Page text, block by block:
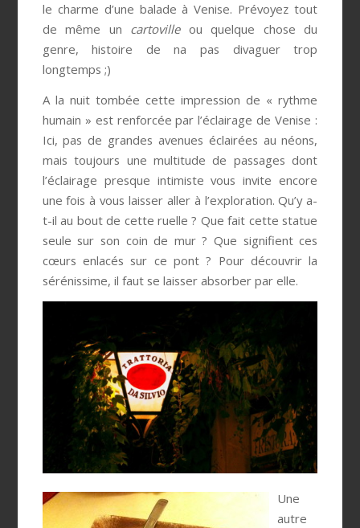
le charme d’une balade à Venise. Prévoyez tout
de même un cartovilleou quelque chose du
genre, histoire de na pas divaguer trop
longtemps ;)
A la nuit tombée cette impression de « rythme
humain » est renforcée par l’éclairage de Venise :
Ici, pas de grandes avenues éclairées au néons,
mais toujours une multitude de passages dont
l’éclairage presque intimiste vous invite encore
une fois à vous laisser aller à l’exploration. Qu’y a-
t-il au bout de cette ruelle ? Que fait cette statue
seule sur son coin de mur ? Que signifient ces
cœurs enlacés sur ce pont ? Pour découvrir la
sérénissime, il faut se laisser absorber par elle.
Une
autre